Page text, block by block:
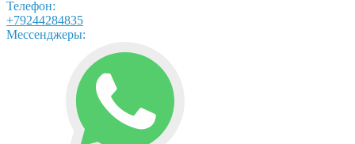
Телефон:
+79244284835
Мессенджеры: